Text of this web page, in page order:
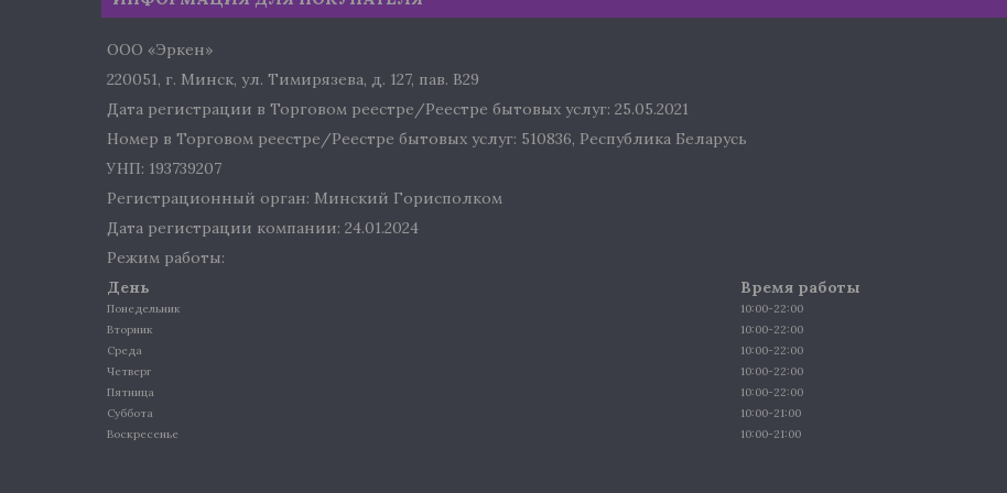
ООО «Эркен»
220051, г. Минск, ул. Тимирязева, д. 127, пав. В29
Дата регистрации в Торговом реестре/Реестре бытовых услуг: 25.05.2021
Номер в Торговом реестре/Реестре бытовых услуг: 510836, Республика Беларусь
УНП: 193739207
Регистрационный орган: Минский Горисполком
Дата регистрации компании: 24.01.2024
Режим работы:
День
Время работы
Понедельник
10:00-22:00
Вторник
10:00-22:00
Среда
10:00-22:00
Четверг
10:00-22:00
Пятница
10:00-22:00
Суббота
10:00-21:00
Воскресенье
10:00-21:00